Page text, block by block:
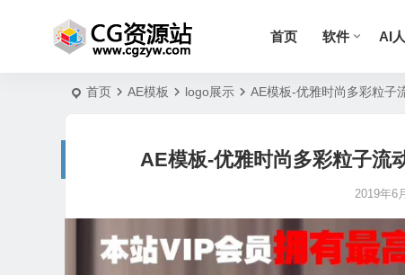
首页 软件 AI
首页 AE模板 logo展示 AE模板-优雅时尚多彩粒子
AE模板-优雅时尚多彩粒子
2019年6